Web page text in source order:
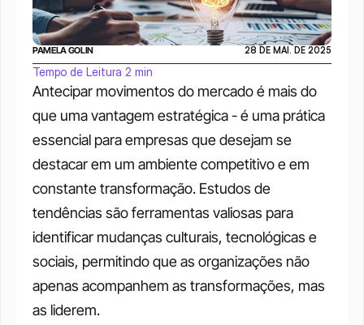
Antecipar movimentos do mercado é mais do
que uma vantagem estratégica - é uma prática
essencial para empresas que desejam se
destacar em um ambiente competitivo e em
constante transformação. Estudos de
tendências são ferramentas valiosas para
identificar mudanças culturais, tecnológicas e
sociais, permitindo que as organizações não
apenas acompanhem as transformações, mas
as liderem.
PAMELA GOLIN 28 DE MAI. DE 2025
Tempo de Leitura 2 min